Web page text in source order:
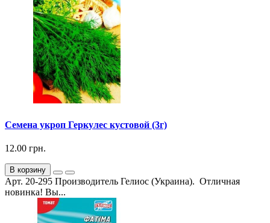
Семена укроп Геркулес кустовой (3г)
12.00 грн.
В корзину
Арт. 20-295 Производитель Гелиос (Украина). Отличная
новинка! Вы...